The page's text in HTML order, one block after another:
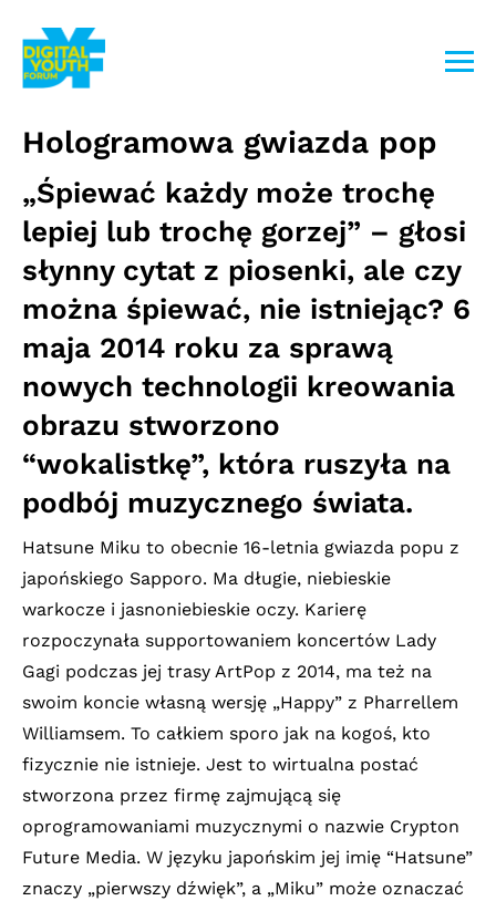
treści
Hologramowa gwiazda pop
„Śpiewać każdy może trochę
lepiej lub trochę gorzej” – głosi
słynny cytat z piosenki, ale czy
można śpiewać, nie istniejąc? 6
maja 2014 roku za sprawą
nowych technologii kreowania
obrazu stworzono
“wokalistkę”, która ruszyła na
podbój muzycznego świata.
Hatsune Miku to obecnie 16-letnia gwiazda popu z
japońskiego Sapporo. Ma długie, niebieskie
warkocze i jasnoniebieskie oczy. Karierę
rozpoczynała supportowaniem koncertów Lady
Gagi podczas jej trasy ArtPop z 2014, ma też na
swoim koncie własną wersję „Happy” z Pharrellem
Williamsem. To całkiem sporo jak na kogoś, kto
fizycznie nie istnieje. Jest to wirtualna postać
stworzona przez firmę zajmującą się
oprogramowaniami muzycznymi o nazwie Crypton
Future Media. W języku japońskim jej imię “Hatsune”
znaczy „pierwszy dźwięk”, a „Miku” może oznaczać